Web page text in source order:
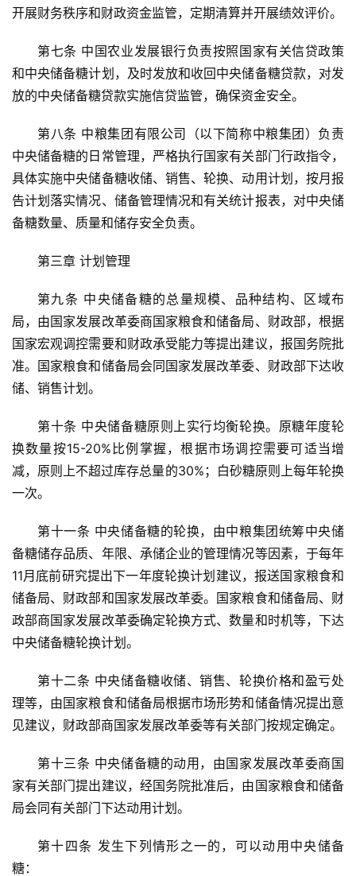
开展财务秩序和财政资金监管，定期清算并开展绩效评价。
第七条 中国农业发展银行负责按照国家有关信贷政策
和中央储备糖计划，及时发放和收回中央储备糖贷款，对发
放的中央储备糖贷款实施信贷监管，确保资金安全。
第八条 中粮集团有限公司（以下简称中粮集团）负责
中央储备糖的日常管理，严格执行国家有关部门行政指令，
具体实施中央储备糖收储、销售、轮换、动用计划，按月报
告计划落实情况、储备管理情况和有关统计报表，对中央储
备糖数量、质量和储存安全负责。
第三章 计划管理
第九条 中央储备糖的总量规模、品种结构、区域布
局，由国家发展改革委商国家粮食和储备局、财政部，根据
国家宏观调控需要和财政承受能力等提出建议，报国务院批
准。国家粮食和储备局会同国家发展改革委、财政部下达收
储、销售计划。
第十条 中央储备糖原则上实行均衡轮换。原糖年度轮
换数量按15-20%比例掌握，根据市场调控需要可适当增
减，原则上不超过库存总量的30%；白砂糖原则上每年轮换
一次。
第十一条 中央储备糖的轮换，由中粮集团统筹中央储
备糖储存品质、年限、承储企业的管理情况等因素，于每年
11月底前研究提出下一年度轮换计划建议，报送国家粮食和
储备局、财政部和国家发展改革委。国家粮食和储备局、财
政部商国家发展改革委确定轮换方式、数量和时机等，下达
中央储备糖轮换计划。
第十二条 中央储备糖收储、销售、轮换价格和盈亏处
理等，由国家粮食和储备局根据市场形势和储备情况提出意
见建议，财政部商国家发展改革委等有关部门按规定确定。
第十三条 中央储备糖的动用，由国家发展改革委商国
家有关部门提出建议，经国务院批准后，由国家粮食和储备
局会同有关部门下达动用计划。
第十四条 发生下列情形之一的，可以动用中央储备
糖：